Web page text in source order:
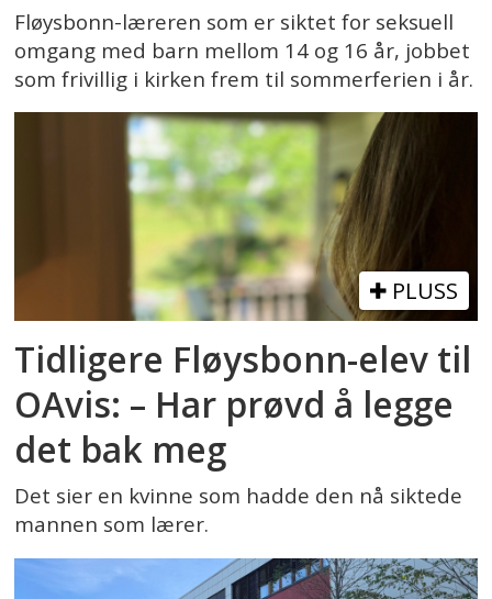
Fløysbonn-læreren som er siktet for seksuell
omgang med barn mellom 14 og 16 år, jobbet
som frivillig i kirken frem til sommerferien i år.
PLUSS
Tidligere Fløysbonn-elev til
OAvis: – Har prøvd å legge
det bak meg
Det sier en kvinne som hadde den nå siktede
mannen som lærer.